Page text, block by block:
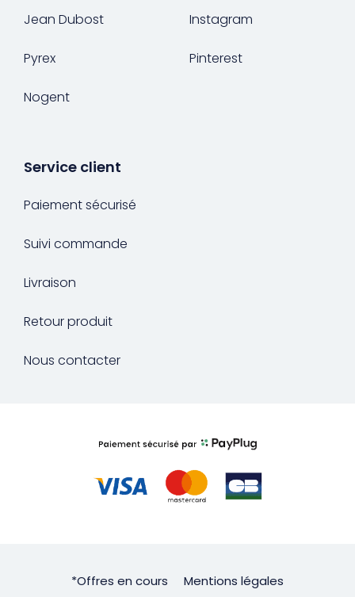
Jean Dubost
Pyrex
Nogent
Instagram
Pinterest
Service client
Paiement sécurisé
Suivi commande
Livraison
Retour produit
Nous contacter
*Offres en cours Mentions légales